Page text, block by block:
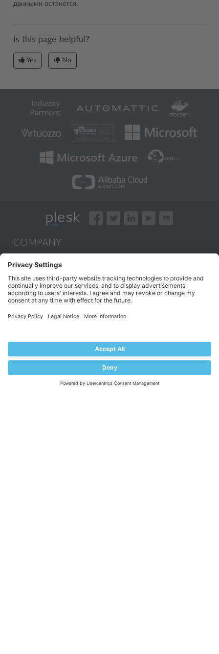
данными останется.
Is this page helpful?
Yes No
Industry
Partners:
COMPANY
Our Brand
EULA
Terms of Use
Privacy Policy
Impressum